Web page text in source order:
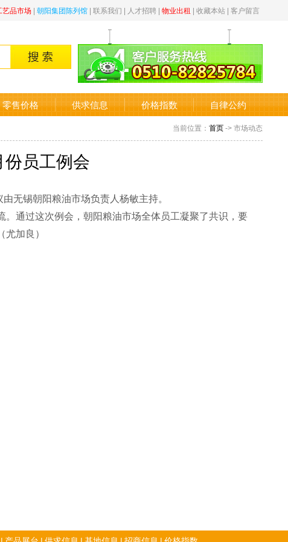
艺品市场 | 朝阳集团陈列馆 | 联系我们 | 人才招聘 | 物业出租 | 收藏本站 | 客户留言
零售价格 供求信息 价格指数 自律公约
当前位置： 首页-> 市场动态
员工例会
无锡朝阳粮油市场负责人杨敏主持。
通过这次例会，朝阳粮油市场全体员工凝聚了共识，要
尤加良）